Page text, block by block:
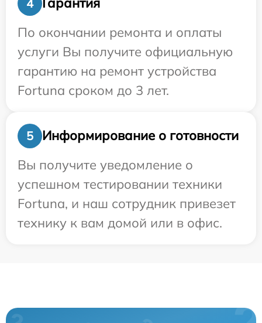
4
По окончании ремонта и оплаты
услуги Вы получите официальную
гарантию на ремонт устройства
Fortuna сроком до 3 лет.
5
Информирование о готовности
Вы получите уведомление о
успешном тестировании техники
Fortuna, и наш сотрудник привезет
технику к вам домой или в офис.